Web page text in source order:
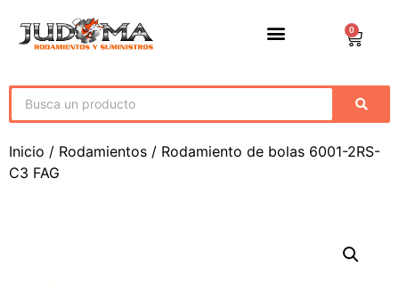
0
Inicio / Rodamientos / Rodamiento de bolas 6001-2RS-
C3 FAG